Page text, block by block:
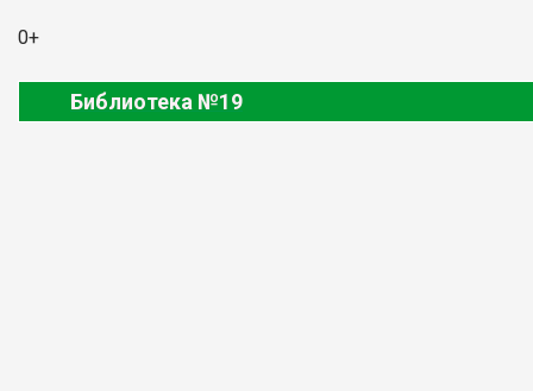
0+
Библиотека №19